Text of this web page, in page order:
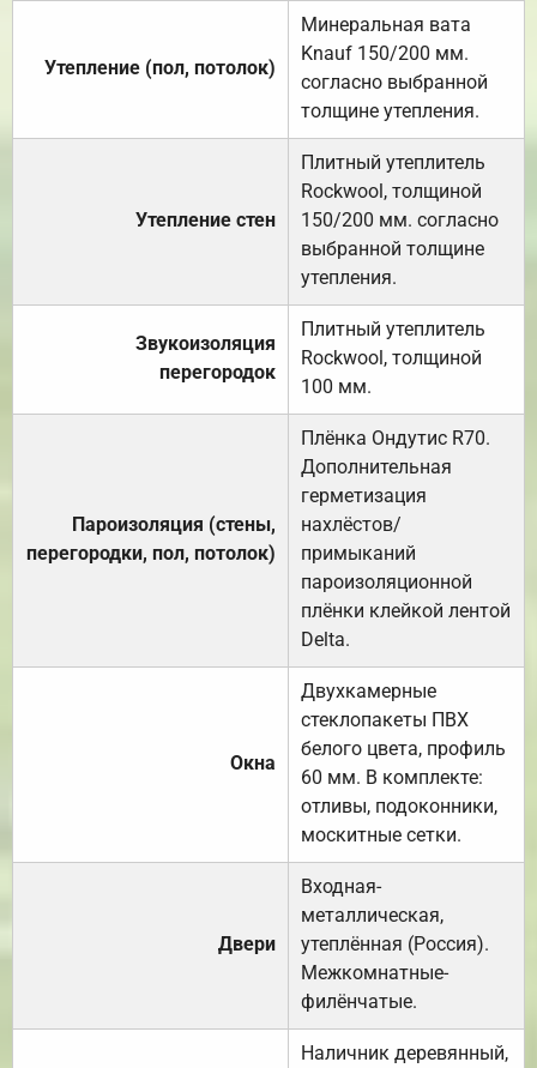
Утепление (пол, потолок)
Минеральная вата
Knauf 150/200 мм.
согласно выбранной
толщине утепления.
Утепление стен
Плитный утеплитель
Rockwool, толщиной
150/200 мм. согласно
выбранной толщине
утепления.
Звукоизоляция
перегородок
Плитный утеплитель
Rockwool, толщиной
100 мм.
Пароизоляция (стены,
перегородки, пол, потолок)
Плёнка Ондутис R70.
Дополнительная
герметизация
нахлёстов/
примыканий
пароизоляционной
плёнки клейкой лентой
Delta.
Окна
Двухкамерные
стеклопакеты ПВХ
белого цвета, профиль
60 мм. В комплекте:
отливы, подоконники,
москитные сетки.
Двери
Входная-
металлическая,
утеплённая (Россия).
Межкомнатные-
филёнчатые.
Наличник деревянный,